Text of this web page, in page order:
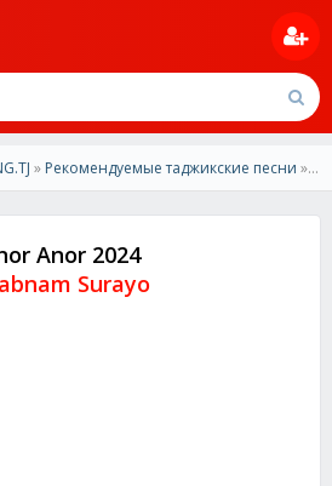
» Рекомендуемые таджикские песни » Shabnam Surayo - Anor Anor 2024
Anor 2024
Surayo